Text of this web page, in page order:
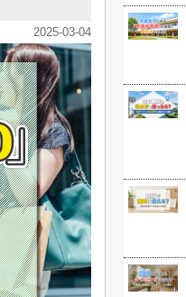
2025-03-04